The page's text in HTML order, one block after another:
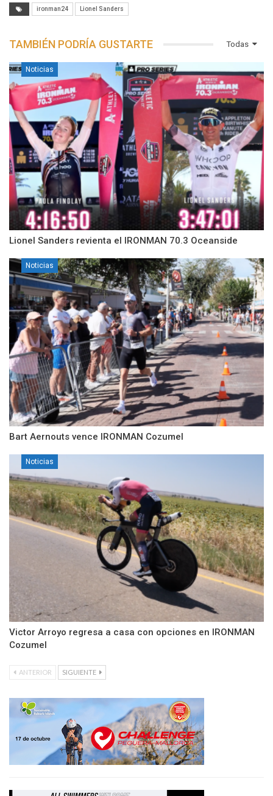
ironman24 Lionel Sanders
Todas
TAMBIÉN PODRÍA GUSTARTE
Noticias
Lionel Sanders revienta el IRONMAN 70.3 Oceanside
Noticias
Bart Aernouts vence IRONMAN Cozumel
Noticias
Victor Arroyo regresa a casa con opciones en IRONMAN
Cozumel
ANTERIOR SIGUIENTE